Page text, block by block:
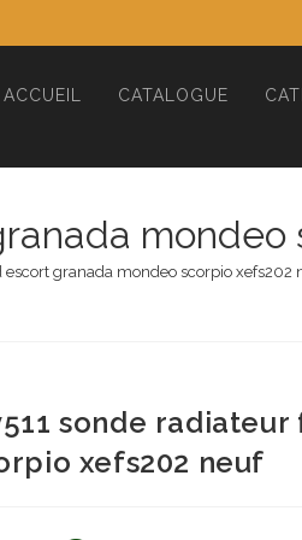
ACCUEIL CATALOGUE
escort granada mondeo scorpio xefs202
sonde
xefs202 neuf